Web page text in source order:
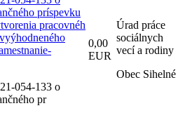
príspevku
pracovnéh
054-133 o
pr
0,00
EUR
Úrad práce
sociálnych
vecí a rodiny
Obec Sihelné